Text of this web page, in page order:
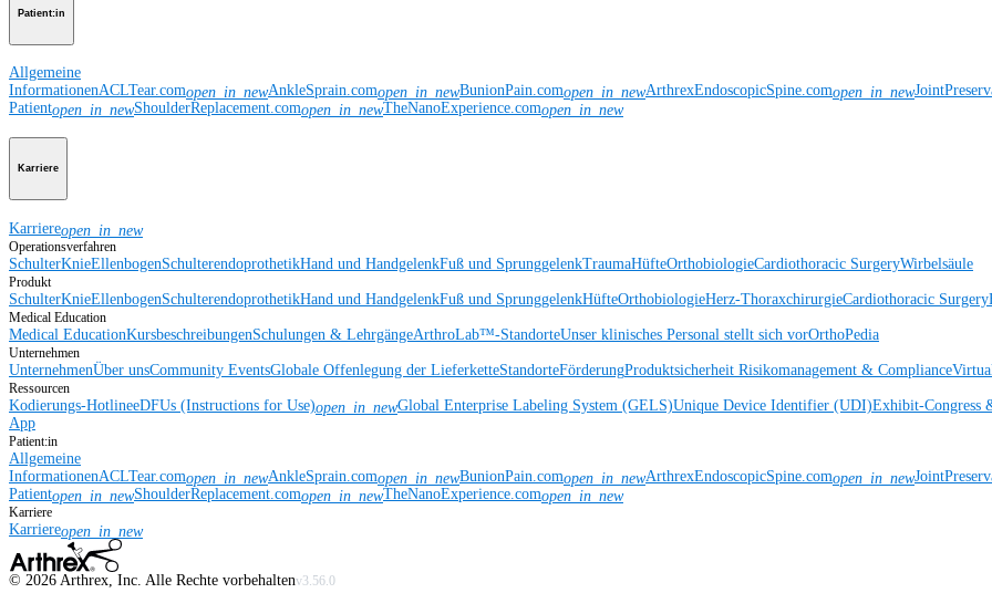
Patient:in
Allgemeine
InformationenACLTear.comopen_in_newAnkleSprain.comopen_in_newBunionPain.comopen_in_newArthrexEndoscopicSpine.comopen_in_new
Patientopen_in_newShoulderReplacement.comopen_in_newTheNanoExperience.comopen_in_new
Karriere
Karriereopen_in_new
Operationsverfahren
SchulterKnieEllenbogenSchulterendoprothetikHand und HandgelenkFuß und SprunggelenkTraumaHüfteOrthobiologieCardiothoracic SurgeryWirbelsäule
Produkt
SchulterKnieEllenbogenSchulterendoprothetikHand und HandgelenkFuß und SprunggelenkHüfteOrthobiologieHerz-ThoraxchirurgieCardiothoracic Surgery
Medical Education
Medical EducationKursbeschreibungenSchulungen & LehrgängeArthroLab™-StandorteUnser klinisches Personal stellt sich vorOrthoPedia
Unternehmen
UnternehmenÜber unsCommunity EventsGlobale Offenlegung der LieferketteStandorteFörderungProduktsicherheit Risikomanagement & Compliance
Ressourcen
Kodierungs-HotlineeDFUs (Instructions for Use)open_in_newGlobal Enterprise Labeling System (GELS)Unique Device Identifier (UDI)Exhibit-Congress
App
Patient:in
Allgemeine
InformationenACLTear.comopen_in_newAnkleSprain.comopen_in_newBunionPain.comopen_in_newArthrexEndoscopicSpine.comopen_in_new
Patientopen_in_newShoulderReplacement.comopen_in_newTheNanoExperience.comopen_in_new
Karriere
Karriereopen_in_new
© 2026 Arthrex, Inc. Alle Rechte vorbehaltenv3.56.0